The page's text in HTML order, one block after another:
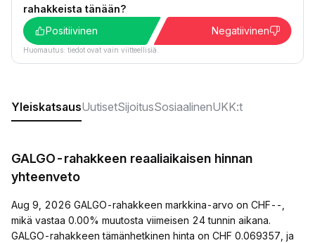
rahakkeista tänään?
Positiivinen
Negatiivinen
Huomautus: tiedot ovat vain viitteellisiä.
YleiskatsausUutisetSijoitusSosiaalinenUKK:t
GALGO-rahakkeen reaaliaikaisen hinnan
yhteenveto
Aug 9, 2026 GALGO-rahakkeen markkina-arvo on CHF--,
mikä vastaa 0.00% muutosta viimeisen 24 tunnin aikana.
GALGO-rahakkeen tämänhetkinen hinta on CHF 0.069357, ja